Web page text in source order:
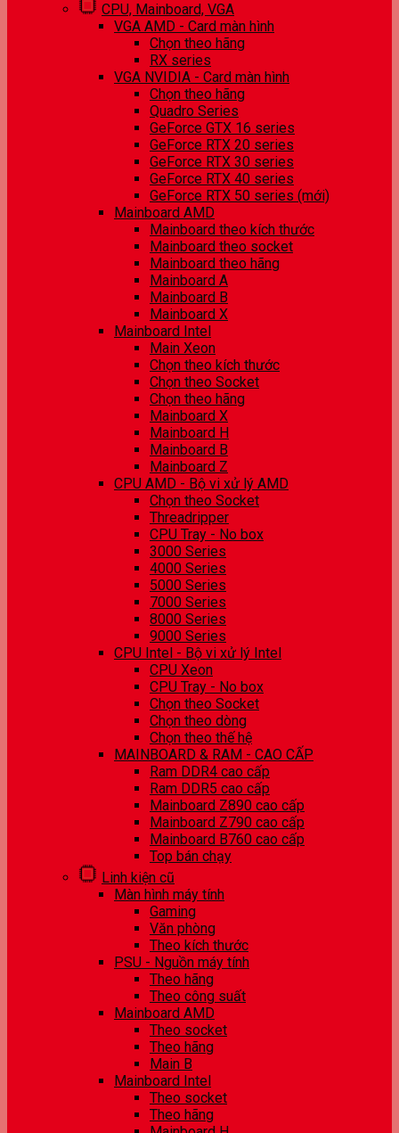
CPU, Mainboard, VGA
VGA AMD - Card màn hình
Chọn theo hãng
RX series
VGA NVIDIA - Card màn hình
Chọn theo hãng
Quadro Series
GeForce GTX 16 series
GeForce RTX 20 series
GeForce RTX 30 series
GeForce RTX 40 series
GeForce RTX 50 series (mới)
Mainboard AMD
Mainboard theo kích thước
Mainboard theo socket
Mainboard theo hãng
Mainboard A
Mainboard B
Mainboard X
Mainboard Intel
Main Xeon
Chọn theo kích thước
Chọn theo Socket
Chọn theo hãng
Mainboard X
Mainboard H
Mainboard B
Mainboard Z
CPU AMD - Bộ vi xử lý AMD
Chọn theo Socket
Threadripper
CPU Tray - No box
3000 Series
4000 Series
5000 Series
7000 Series
8000 Series
9000 Series
CPU Intel - Bộ vi xử lý Intel
CPU Xeon
CPU Tray - No box
Chọn theo Socket
Chọn theo dòng
Chọn theo thế hệ
MAINBOARD & RAM - CAO CẤP
Ram DDR4 cao cấp
Ram DDR5 cao cấp
Mainboard Z890 cao cấp
Mainboard Z790 cao cấp
Mainboard B760 cao cấp
Top bán chạy
Linh kiện cũ
Màn hình máy tính
Gaming
Văn phòng
Theo kích thước
PSU - Nguồn máy tính
Theo hãng
Theo công suất
Mainboard AMD
Theo socket
Theo hãng
Main B
Mainboard Intel
Theo socket
Theo hãng